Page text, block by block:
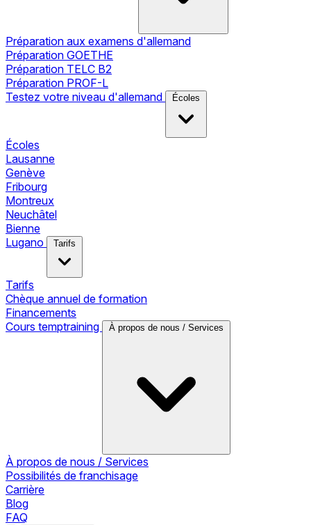
Préparation aux examens d'allemand
Préparation GOETHE
Préparation TELC B2
Préparation PROF-L
Testez votre niveau d'allemand
Écoles
Écoles
Lausanne
Genève
Fribourg
Montreux
Neuchâtel
Bienne
Lugano
Tarifs
Tarifs
Chèque annuel de formation
Financements
Cours temptraining
À propos de nous / Services
À propos de nous / Services
Possibilités de franchisage
Carrière
Blog
FAQ